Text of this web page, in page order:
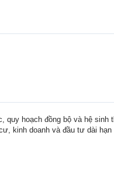
hoạch đồng bộ và hệ sinh
kinh doanh và đầu tư dài hạn